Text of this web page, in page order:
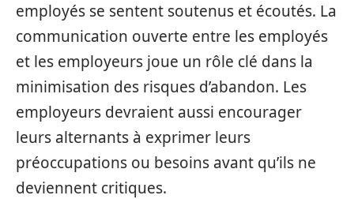
employés se sentent soutenus et écoutés. La
communication ouverte entre les employés
et les employeurs joue un rôle clé dans la
minimisation des risques d’abandon. Les
employeurs devraient aussi encourager
leurs alternants à exprimer leurs
préoccupations ou besoins avant qu’ils ne
deviennent critiques.